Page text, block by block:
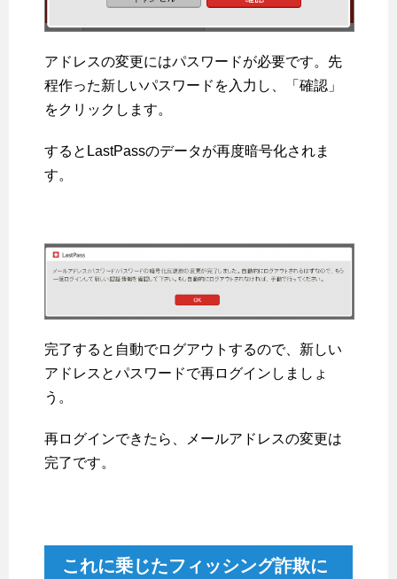
アドレスの変更にはパスワードが必要です。先
程作った新しいパスワードを入力し、「確認」
をクリックします。
するとLastPassのデータが再度暗号化されま
す。
完了すると自動でログアウトするので、新しい
アドレスとパスワードで再ログインしましょ
う。
再ログインできたら、メールアドレスの変更は
完了です。
これに乗じたフィッシング詐欺に